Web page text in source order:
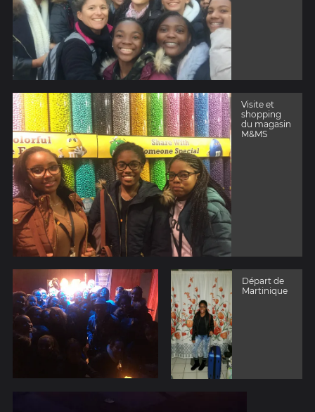
Visite et
shopping
du magasin
M&MS
Départ de
Martinique